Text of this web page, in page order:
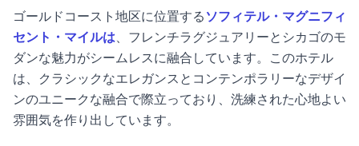
ゴールドコースト地区に位置する ソフィテル・マグニフィ
セント・マイルは、フレンチラグジュアリーとシカゴのモ
ダンな魅力がシームレスに融合しています。このホテル
は、クラシックなエレガンスとコンテンポラリーなデザイ
ンのユニークな融合で際立っており、洗練された心地よい
雰囲気を作り出しています。